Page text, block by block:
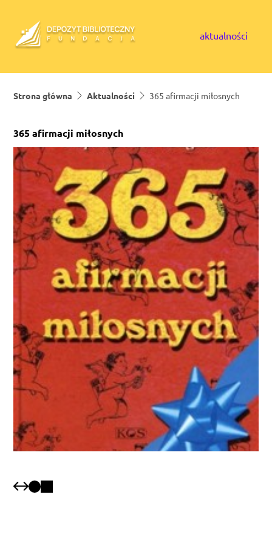
aktualności
Strona główna Aktualności 365 afirmacji miłosnych
365 afirmacji miłosnych